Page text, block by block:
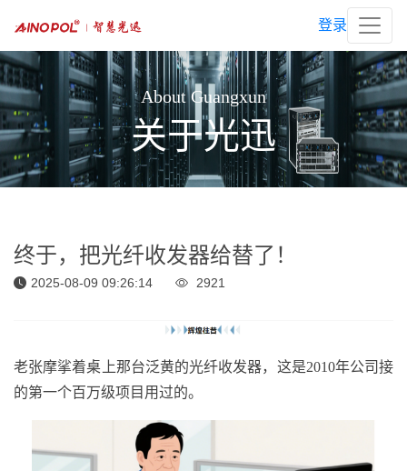
登录
About Guangxun
关于光迅
终于，把光纤收发器给替了！
2025-08-09 09:26:14 2921
老张摩挲着桌上那台泛黄的光纤收发器，这是2010年公司接
的第一个百万级项目用过的。